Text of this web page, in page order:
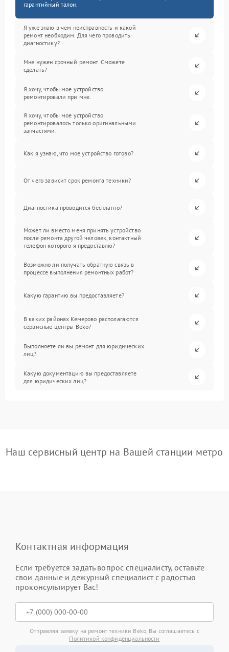
гарантийный талон.
Я уже знаю в чем неисправность и какой
ремонт необходим. Для чего проводить
диагностику?
Мне нужен срочный ремонт. Сможете
сделать?
Я хочу, чтобы мое устройство
ремонтировали при мне.
Я хочу, чтобы мое устройство
ремонтировалось только оригинальными
запчастями.
Как я узнаю, что мое устройство готово?
От чего зависит срок ремонта техники?
Диагностика проводится бесплатно?
Может ли вместо меня принять устройство
после ремонта другой человек, контактный
телефон которого я предоставлю?
Возможно ли получать обратную связь в
процессе выполнения ремонтных работ?
Какую гарантию вы предоставляете?
В каких районах Кемерово располагаются
сервисные центры Beko?
Выполняете ли вы ремонт для юридических
лиц?
Какую документацию вы предоставляете
для юридических лиц?
Наш сервисный центр на Вашей станции метро
Контактная информация
Если требуется задать вопрос специалисту, оставьте
свои данные и дежурный специалист с радостью
проконсультирует Вас!
Отправляя заявку на ремонт техники Beko, Вы соглашаетесь с
Политикой конфиденциальности